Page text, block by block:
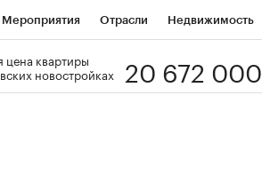
Мероприятия Отрасли Недвижимость
цена квартиры
новостройках
20 672 000